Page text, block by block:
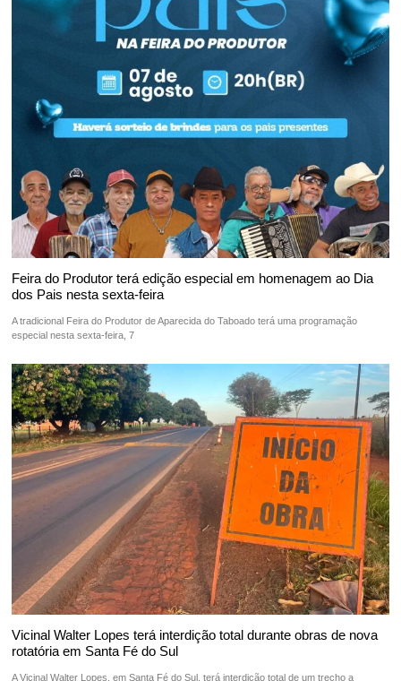
Feira do Produtor terá edição especial em homenagem ao Dia
dos Pais nesta sexta-feira
A tradicional Feira do Produtor de Aparecida do Taboado terá uma programação
especial nesta sexta-feira, 7
Vicinal Walter Lopes terá interdição total durante obras de nova
rotatória em Santa Fé do Sul
A Vicinal Walter Lopes, em Santa Fé do Sul, terá interdição total de um trecho a